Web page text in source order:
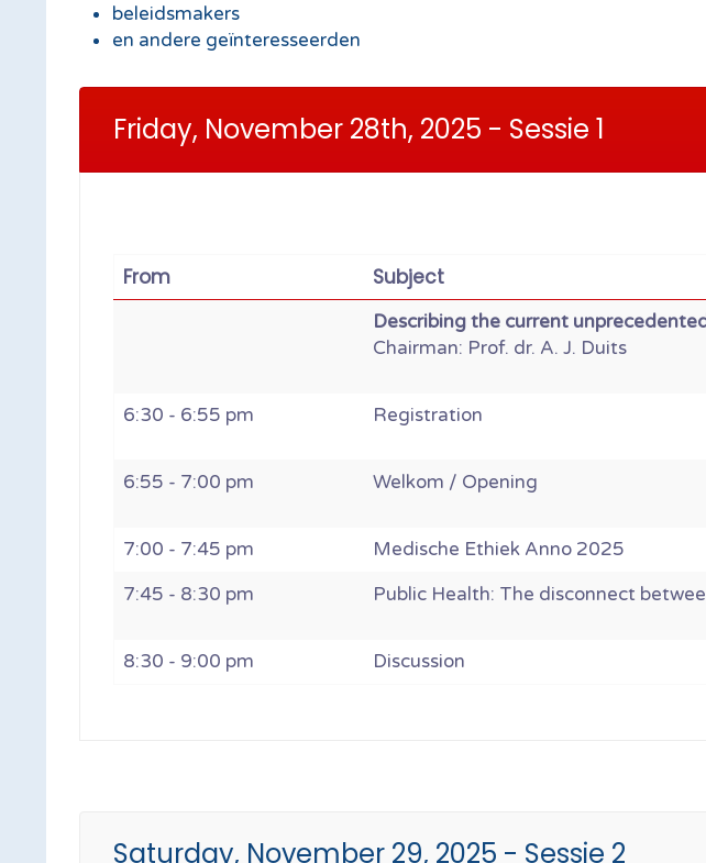
beleidsmakers
en andere geïnteresseerden
Friday, November 28th, 2025 - Sessie 1
From Subject
Describing the current
Chairman: Prof. dr. A. J. Duits
6:30 - 6:55 pm Registration
6:55 - 7:00 pm Welkom / Opening
7:00 - 7:45 pm Medische Ethiek Anno 2025
7:45 - 8:30 pm
Public Health: The disconnect
8:30 - 9:00 pm Discussion
Saturday, November 29, 2025 - Sessie 2